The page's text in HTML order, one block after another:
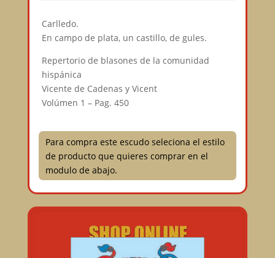
Carlledo.
En campo de plata, un castillo, de gules.
Repertorio de blasones de la comunidad
hispánica
Vicente de Cadenas y Vicent
Volúmen 1 – Pag. 450
Para compra este escudo seleciona el estilo
de producto que quieres comprar en el
modulo de abajo.